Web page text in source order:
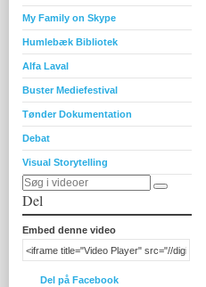
My Family on Skype
Humlebæk Bibliotek
Alfa Laval
Buster Mediefestival
Tønder Dokumentation
Debat
Visual Storytelling
Del
Embed denne video
Del på Facebook